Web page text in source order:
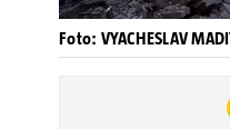
Foto: VYACHESLAV